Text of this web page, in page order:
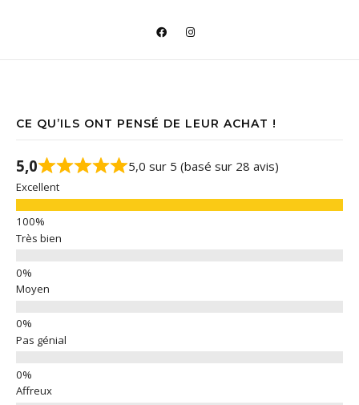
CE QU’ILS ONT PENSÉ DE LEUR ACHAT !
5,0 5,0 sur 5 (basé sur 28 avis)
Excellent
Très bien
Moyen
Pas génial
Affreux